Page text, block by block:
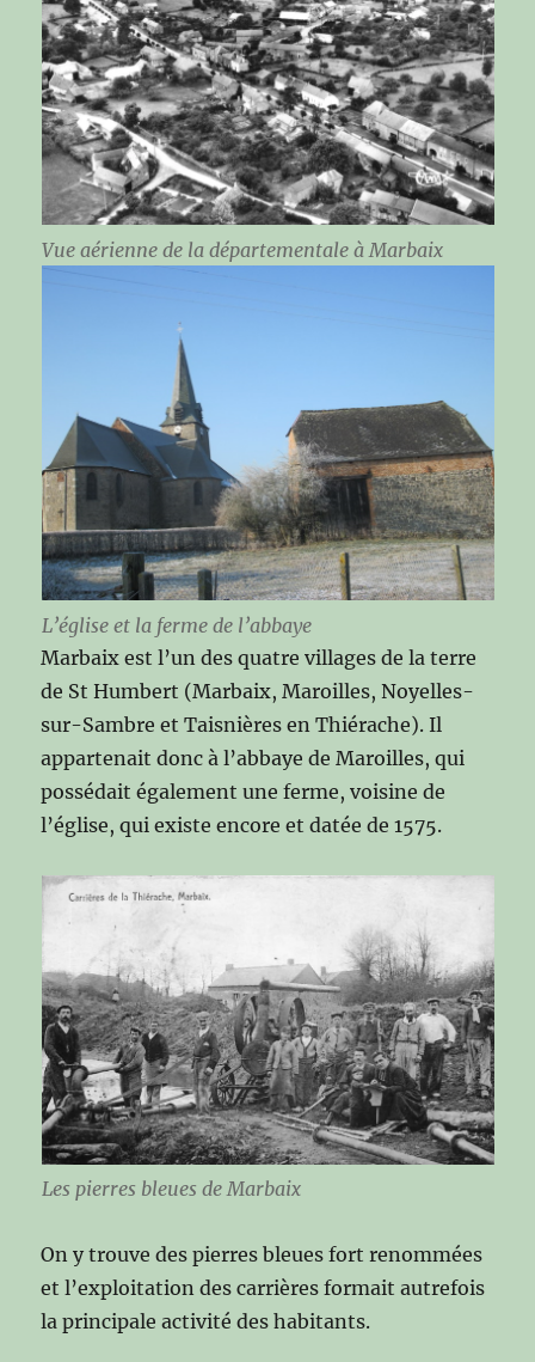
Vue aérienne de la départementale à Marbaix
L’église et la ferme de l’abbaye
Marbaix est l’un des quatre villages de la terre
de St Humbert (Marbaix, Maroilles, Noyelles-
sur-Sambre et Taisnières en Thiérache). Il
appartenait donc à l’abbaye de Maroilles, qui
possédait également une ferme, voisine de
l’église, qui existe encore et datée de 1575.
Les pierres bleues de Marbaix
On y trouve des pierres bleues fort renommées
et l’exploitation des carrières formait autrefois
la principale activité des habitants.